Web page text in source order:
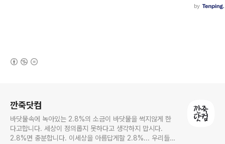
깐죽닷컴
바닷물속에 녹아있는 2.8%의 소금이 바닷물을 썩지않게 한
다고합니다. 세상이 정의롭지 못하다고 생각하지 맙시다.
2.8%면 충분합니다. 이세상을 아름답게할 2.8%... 우리들의